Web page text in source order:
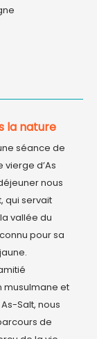
la nature
séance de
d’As
nous
qui servait
vallée du
pour sa
musulmane et
Salt, nous
de